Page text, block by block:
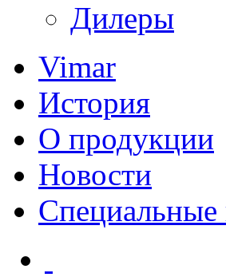
Дилеры
Vimar
История
О продукции
Новости
Специальные